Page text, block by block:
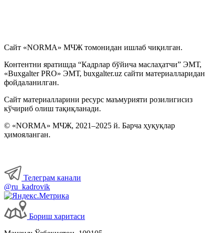
Сайт «NORMA» МЧЖ томонидан ишлаб чиқилган.
Контентни яратишда “Кадрлар бўйича маслаҳатчи” ЭМТ,
«Buxgalter PRO» ЭМТ, buxgalter.uz сайти материалларидан
фойдаланилган.
Сайт материалларини ресурс маъмурияти розилигисиз
кўчириб олиш тақиқланади.
© «NORMA» МЧЖ, 2021–2025 й. Барча ҳуқуқлар
ҳимояланган.
Телеграм канали
@ru_kadrovik
Бориш харитаси